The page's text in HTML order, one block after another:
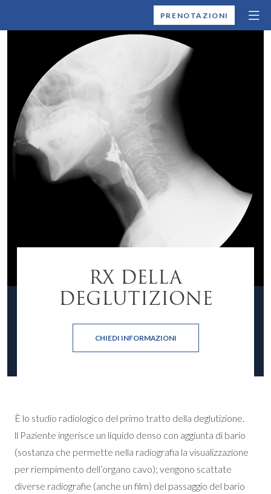
MONTALLEGROPRENOTAZIONI
RX DELLA
DEGLUTIZIONE
CHIEDI INFORMAZIONI
È lo studio radiologico del primo tratto della deglutizione.
ll Paziente ingerisce un liquido denso con aggiunta di bario
(sostanza che permette nella radiografia la visualizzazione
per riempimento dell’organo cavo); vengono scattate
diverse radiografie (anche un film) del passaggio del bario